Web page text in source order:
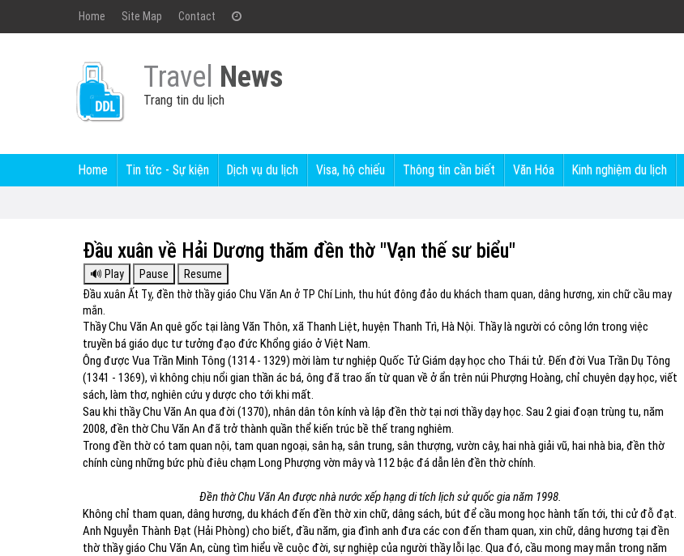
Home Site Map Contact
Travel News
Trang tin du lịch
Home Tin tức - Sự kiện Dịch vụ du lịch Visa, hộ chiếu Thông tin cần biết Văn Hóa Kinh nghiệm du lịch
Đầu xuân về Hải Dương thăm đền thờ "Vạn thế sư biểu"
Đầu xuân Ất Tỵ, đền thờ thầy giáo Chu Văn An ở TP Chí Linh, thu hút đông đảo du khách tham quan, dâng hương, xin chữ cầu may
mắn.
Thầy Chu Văn An quê gốc tại làng Văn Thôn, xã Thanh Liệt, huyện Thanh Trì, Hà Nội. Thầy là người có công lớn trong việc
truyền bá giáo dục tư tưởng đạo đức Khổng giáo ở Việt Nam.
Ông được Vua Trần Minh Tông (1314 - 1329) mời làm tư nghiệp Quốc Tử Giám dạy học cho Thái tử. Đến đời Vua Trần Dụ Tông
(1341 - 1369), vì không chịu nổi gian thần ác bá, ông đã trao ấn từ quan về ở ẩn trên núi Phượng Hoàng, chỉ chuyên dạy học, viết
sách, làm thơ, nghiên cứu y dược cho tới khi mất.
Sau khi thầy Chu Văn An qua đời (1370), nhân dân tôn kính và lập đền thờ tại nơi thầy dạy học. Sau 2 giai đoạn trùng tu, năm
2008, đền thờ Chu Văn An đã trở thành quần thể kiến trúc bề thế trang nghiêm.
Trong đền thờ có tam quan nội, tam quan ngoại, sân hạ, sân trung, sân thượng, vườn cây, hai nhà giải vũ, hai nhà bia, đền thờ
chính cùng những bức phù điêu chạm Long Phượng vờn mây và 112 bậc đá dẫn lên đền thờ chính.
Đền thờ Chu Văn An được nhà nước xếp hạng di tích lịch sử quốc gia năm 1998.
Không chỉ tham quan, dâng hương, du khách đến đền thờ xin chữ, dâng sách, bút để cầu mong học hành tấn tới, thi cử đỗ đạt.
Anh Nguyễn Thành Đạt (Hải Phòng) cho biết, đầu năm, gia đình anh đưa các con đến tham quan, xin chữ, dâng hương tại đền
thờ thầy giáo Chu Văn An, cùng tìm hiểu về cuộc đời, sự nghiệp của người thầy lỗi lạc. Qua đó, cầu mong may mắn trong năm